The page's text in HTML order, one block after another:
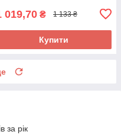
019,70 ₴ 1 133 ₴
Купити
за рік